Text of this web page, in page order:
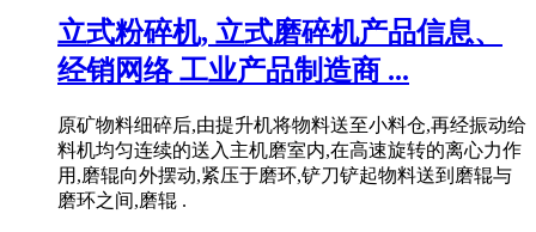
立式粉碎机, 立式磨碎机产品信息、
经销网络 工业产品制造商 ...
原矿物料细碎后,由提升机将物料送至小料仓,再经振动给
料机均匀连续的送入主机磨室内,在高速旋转的离心力作
用,磨辊向外摆动,紧压于磨环,铲刀铲起物料送到磨辊与
磨环之间,磨辊 .